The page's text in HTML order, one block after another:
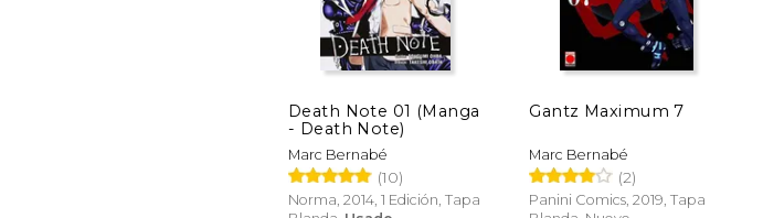
50%
dcto.
$ 15.91
$ 7.96
50%
dcto.
Death Note 01 (Manga
- Death Note)
Marc Bernabé
(10)
Norma, 2014, 1 Edición, Tapa
Gantz Maximum 7
Marc Bernabé
(2)
Panini Comics, 2019, Tapa